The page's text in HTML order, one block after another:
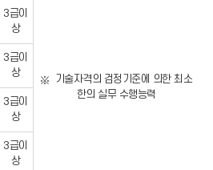
기술자격의 검정기준에 의한 최소
한의 실무 수행능력
3급이
상
3급이
상
3급이
상
3급이
상